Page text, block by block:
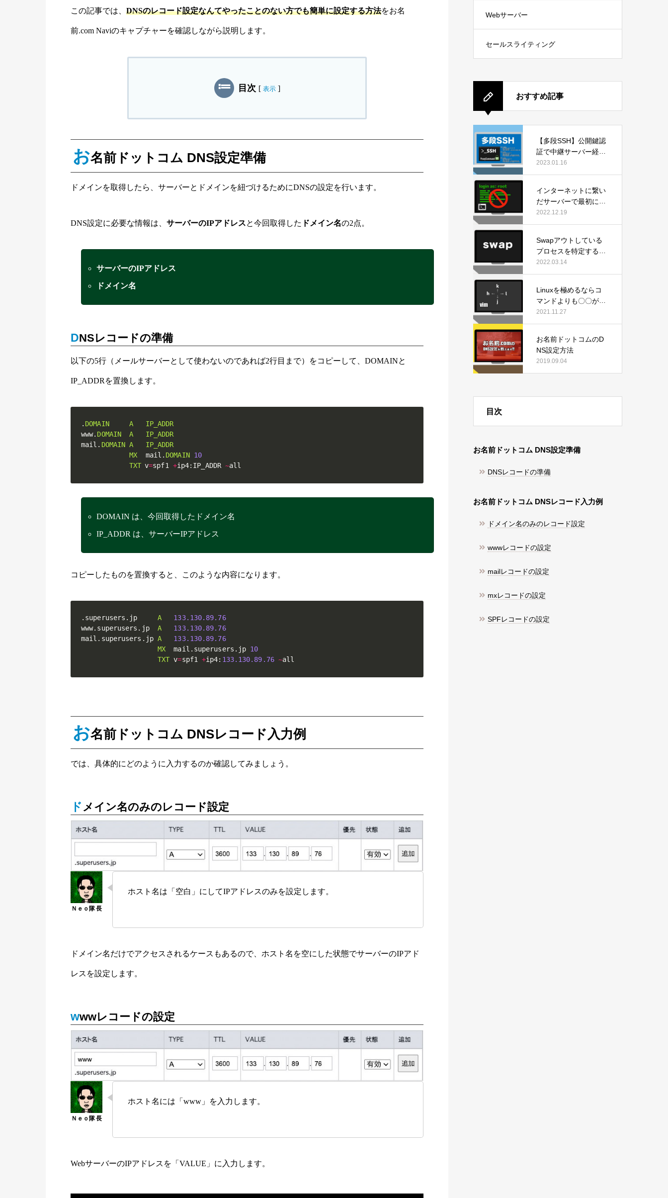
この記事では、 DNSのレコード設定なんてやったことのない方でも簡単に設定する方法をお名
前.com Naviのキャプチャーを確認しながら説明します。
目次 [ 表示 ]
お名前ドットコム DNS設定準備
ドメインを取得したら、サーバーとドメインを紐づけるためにDNSの設定を行います。
DNS設定に必要な情報は、 サーバーのIPアドレスと今回取得した ドメイン名の2点。
サーバーのIPアドレス
ドメイン名
DNSレコードの準備
以下の5行（メールサーバーとして使わないのであれば2行目まで）をコピーして、DOMAINと
IP_ADDRを置換します。
. DOMAIN A
IP_ADDR
www. DOMAIN A
IP_ADDR
mail . DOMAIN A
IP_ADDR
MX
  mail
. DOMAIN 10
TXT
	v
=spf1 +ip4: IP_ADDR ~all
DOMAIN は、今回取得したドメイン名
IP_ADDR は、サーバーIPアドレス
コピーしたものを置換すると、このような内容になります。
. superusers . jp A 133.130.89.76
www. superusers . jp A 133.130.89.76
mail . superusers . jp A 133.130.89.76
MX
  mail
. superusers . jp 10
TXT v=spf1 +ip4: 133.130.89 .76 ~all
お名前ドットコム DNSレコード入力例
では、具体的にどのように入力するのか確認してみましょう。
ドメイン名のみのレコード設定
ホスト名は「空白」にしてIPアドレスのみを設定します。
ドメイン名だけでアクセスされるケースもあるので、ホスト名を空にした状態でサーバーのIPアド
レスを設定します。
wwwレコードの設定
ホスト名には「www」を入力します。
WebサーバーのIPアドレスを「VALUE」に入力します。
Webサーバー
セールスライティング
おすすめ記事
【多段SSH】公開鍵認
証で中継サーバー経由
のログインが簡単！
2023.01.16
インターネットに繋い
だサーバーで最初にや
らなければならない設
定
2022.12.19
Swapアウトしている
プロセスを特定する方
法
2022.03.14
Linuxを極めるならコ
マンドよりも〇〇が先
だ!!
2021.11.27
お名前ドットコムのD
NS設定方法
2019.09.04
目次
お名前ドットコム DNS設定準備
DNSレコードの準備
お名前ドットコム DNSレコード入力例
ドメイン名のみのレコード設定
wwwレコードの設定
mailレコードの設定
mxレコードの設定
SPFレコードの設定